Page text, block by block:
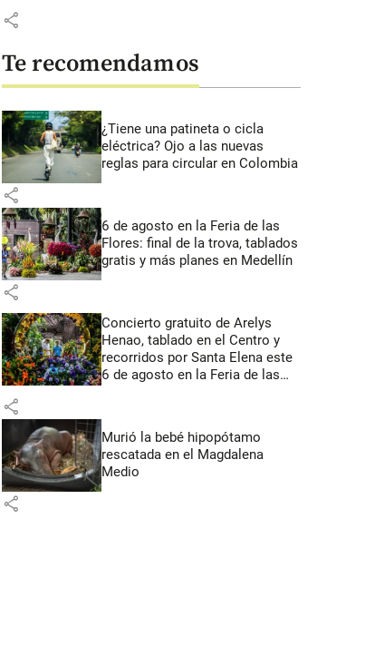
share
Te recomendamos
¿Tiene una patineta o cicla
eléctrica? Ojo a las nuevas
reglas para circular en Colombia
share
6 de agosto en la Feria de las
Flores: final de la trova, tablados
gratis y más planes en Medellín
share
Concierto gratuito de Arelys
Henao, tablado en el Centro y
recorridos por Santa Elena este
6 de agosto en la Feria de las
share
Murió la bebé hipopótamo
rescatada en el Magdalena
Medio
share